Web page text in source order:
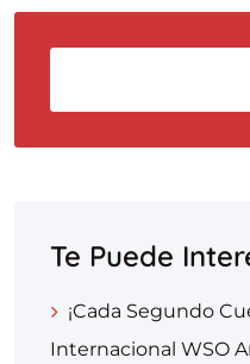
Te Puede
¡Cada Segundo
Internacional WSO